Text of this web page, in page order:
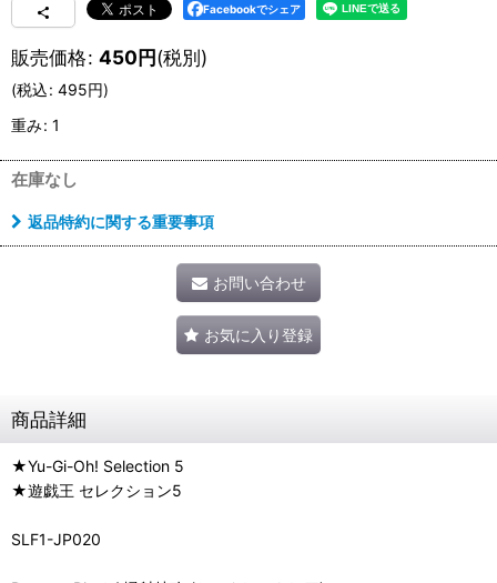
Facebookでシェア
販売価格: 450円(税別)
(税込: 495円)
重み: 1
在庫なし
返品特約に関する重要事項
お問い合わせ
お気に入り登録
商品詳細
★Yu-Gi-Oh! Selection 5
★遊戯王 セレクション5
SLF1-JP020